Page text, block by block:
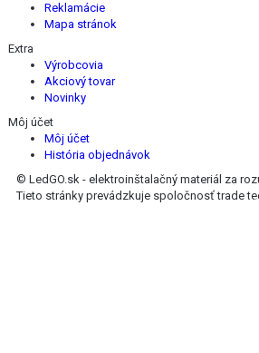
Reklamácie
Mapa stránok
Extra
Výrobcovia
Akciový tovar
Novinky
Môj účet
Môj účet
História objednávok
© LedGO.sk - elektroinštalačný materiál za
Tieto stránky prevádzkuje spoločnosť trade